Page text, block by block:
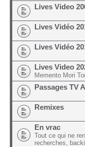
Lives Video
Lives Vidéo
Lives Vidéo
Lives Video
Memento Mori
Passages TV
Remixes
En vrac
Tout ce qui ne
recherches,